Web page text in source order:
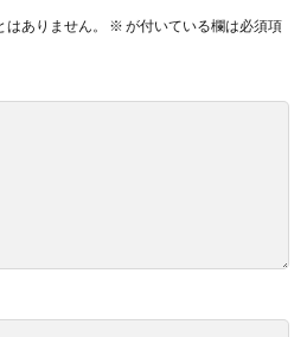
ありません。 ※ が付いている欄は必須項